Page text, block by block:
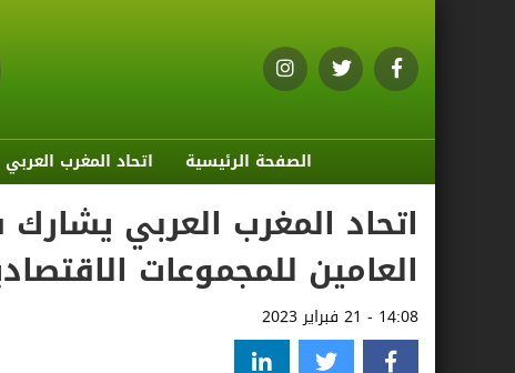
الصفحة الرئيسية اتحاد المغرب العربي
اتحاد المغرب العربي
العامين للمجموعات
14:08 - 21 فبراير 2023